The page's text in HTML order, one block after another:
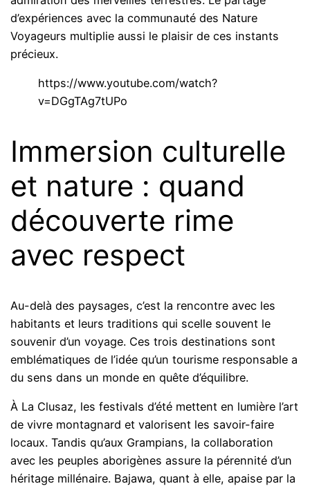
d’expériences avec la communauté des Nature
Voyageurs multiplie aussi le plaisir de ces instants
précieux.
https://www.youtube.com/watch?
v=DGgTAg7tUPo
Immersion culturelle
et nature : quand
découverte rime
avec respect
Au-delà des paysages, c’est la rencontre avec les
habitants et leurs traditions qui scelle souvent le
souvenir d’un voyage. Ces trois destinations sont
emblématiques de l’idée qu’un tourisme responsable a
du sens dans un monde en quête d’équilibre.
À La Clusaz, les festivals d’été mettent en lumière l’art
de vivre montagnard et valorisent les savoir-faire
locaux. Tandis qu’aux Grampians, la collaboration
avec les peuples aborigènes assure la pérennité d’un
héritage millénaire. Bajawa, quant à elle, apaise par la